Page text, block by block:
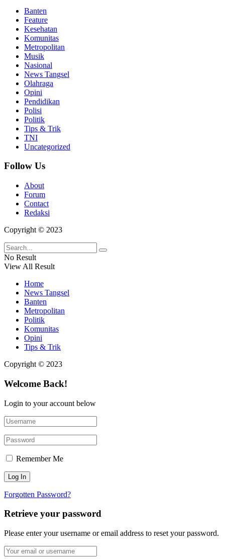
Banten
Feature
Kesehatan
Komunitas
Metropolitan
Musik
Nasional
News Tangsel
Olahraga
Opini
Pendidikan
Polisi
Politik
Tips & Trik
TNI
Uncategorized
Follow Us
About
Forum
Contact
Redaksi
Copyright © 2023
No Result
View All Result
Home
News Tangsel
Banten
Metropolitan
Politik
Komunitas
Opini
Tips & Trik
Copyright © 2023
Welcome Back!
Login to your account below
Remember Me
Forgotten Password?
Retrieve your password
Please enter your username or email address to reset your password.